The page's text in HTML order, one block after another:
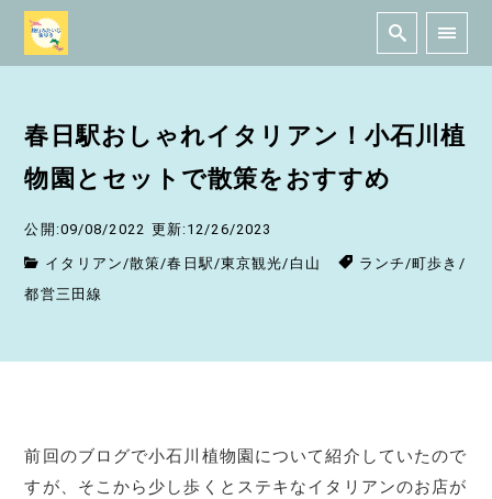
春日駅おしゃれイタリアン！小石川植
物園とセットで散策をおすすめ
公開:09/08/2022 更新:12/26/2023
イタリアン /散策/春日駅 /東京観光/ 白山 ランチ /町歩き /
都営三田線
前回のブログで小石川植物園について紹介していたので
すが、そこから少し歩くとステキなイタリアンのお店が